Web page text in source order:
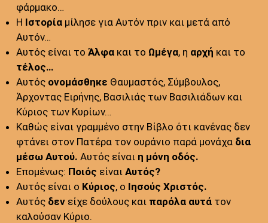
φάρμακο…
Η Ιστορίαμίλησε για Αυτόν πριν και μετά από
Αυτόν…
Αυτός είναι το Άλφακαι το Ωμέγα, η αρχή και το
τέλος…
Αυτός ονομάσθηκε Θαυμαστός, Σύμβουλος,
Άρχοντας Ειρήνης, Βασιλιάς των Βασιλιάδων και
Κύριος των Κυρίων…
Καθώς είναι γραμμένο στην Βίβλο ότι κανένας δεν
φτάνει στον Πατέρα τον ουράνιο παρά μονάχα δια
μέσω Αυτού. Αυτός είναι η μόνη οδός.
Επομένως: Ποιός είναι Αυτός?
Αυτός είναι ο Κύριος, ο Ιησούς Χριστός.
Αυτός δενείχε δούλους και παρόλα αυτάτον
καλούσαν Κύριο.